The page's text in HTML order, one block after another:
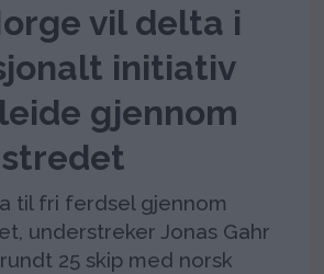
vil delta i
initiativ
gjennom
til fri ferdsel gjennom
understreker Jonas Gahr
25 skip med norsk